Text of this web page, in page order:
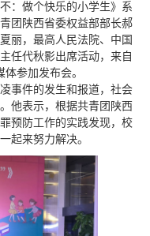
：做个快乐的小学生》系
团陕西省委权益部部长郝
丽，最高人民法院、中国
任代秋影出席活动，来自
参加发布会。
事件的发生和报道，社会
他表示，根据共青团陕西
预防工作的实践发现，校
起来努力解决。